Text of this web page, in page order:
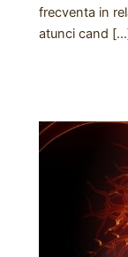
frecventa in
atunci cand